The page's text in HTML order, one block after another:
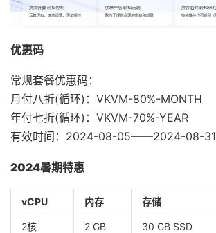
优惠码
常规套餐优惠码：
月付八折(循环)：VKVM-80%-MONTH
年付七折(循环)：VKVM-70%-YEAR
有效时间：2024-08-05——2024-08-31
2024暑期特惠
vCPU 内存 存储
2核 2 GB 30 GB SSD